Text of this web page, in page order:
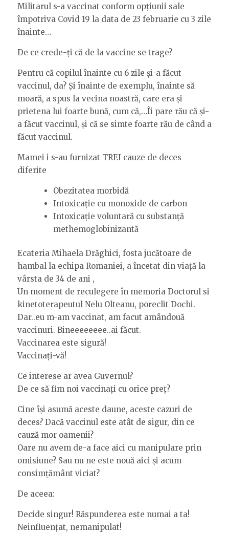
Militarul s-a vaccinat conform opțiunii sale
împotriva Covid 19 la data de 23 februarie cu 3 zile
înainte…
De ce crede-ți că de la vaccine se trage?
Pentru că copilul înainte cu 6 zile și-a făcut
vaccinul, da? Și înainte de exemplu, înainte să
moară, a spus la vecina noastră, care era și
prietena lui foarte bună, cum că,…Îi pare rău că și-
a făcut vaccinul, și că se simte foarte rău de când a
făcut vaccinul.
Mamei i s-au furnizat TREI cauze de deces
diferite
Obezitatea morbidă
Intoxicație cu monoxide de carbon
Intoxicație voluntară cu substanță
methemoglobinizantă
Ecateria Mihaela Drăghici, fosta jucătoare de
hambal la echipa Romaniei, a încetat din viață la
vârsta de 34 de ani ,
Un moment de reculegere în memoria Doctorul si
kinetoterapeutul Nelu Olteanu, poreclit Dochi.
Dar..eu m-am vaccinat, am facut amândouă
vaccinuri. Bineeeeeeee..ai făcut.
Vaccinarea este sigură!
Vaccinați-vă!
Ce interese ar avea Guvernul?
De ce să fim noi vaccinați cu orice preț?
Cine își asumă aceste daune, aceste cazuri de
deces? Dacă vaccinul este atât de sigur, din ce
cauză mor oamenii?
Oare nu avem de-a face aici cu manipulare prin
omisiune? Sau nu ne este nouă aici și acum
consimțământ viciat?
De aceea:
Decide singur! Răspunderea este numai a ta!
Neinfluențat, nemanipulat!